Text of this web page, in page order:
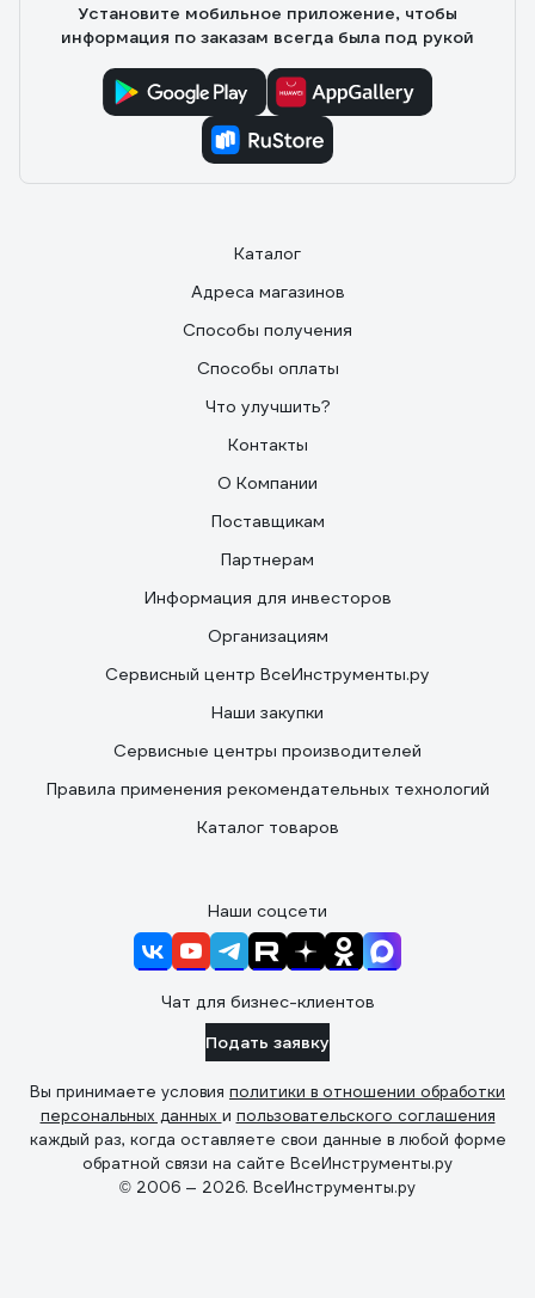
Установите мобильное приложение, чтобы
информация по заказам всегда была под рукой
Каталог
Адреса магазинов
Способы получения
Способы оплаты
Что улучшить?
Контакты
О Компании
Поставщикам
Партнерам
Информация для инвесторов
Организациям
Сервисный центр ВсеИнструменты.ру
Наши закупки
Сервисные центры производителей
Правила применения рекомендательных технологий
Каталог товаров
Наши соцсети
Чат для бизнес-клиентов
Подать заявку
Вы принимаете условия политики в отношении обработки
персональных данных и пользовательского соглашения
каждый раз, когда оставляете свои данные в любой форме
обратной связи на сайте ВсеИнструменты.ру
© 2006 — 2026. ВсеИнструменты.ру